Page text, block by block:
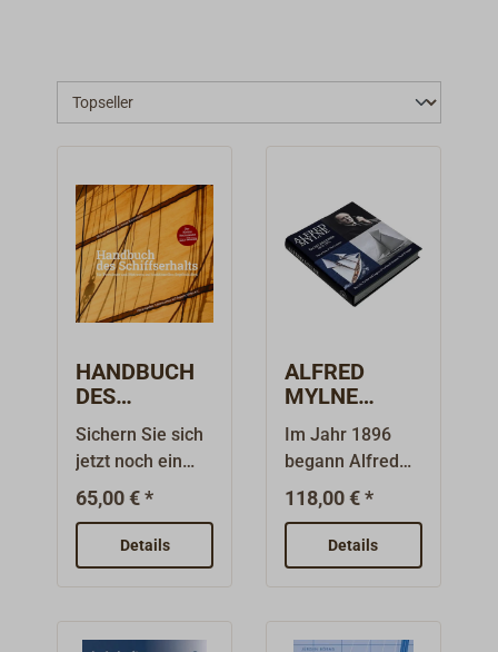
HANDBUCH
DES
SCHIFFSERH
ALTS / M.
Marquardt,
H.
Neumeister
Sichern Sie sich
jetzt noch ein
Exemplar der
nahezu
ausverkauften
Erstauflage. Es
65,00 € *
Details
ALFRED
MYLNE
YACHTDESIG
NER / David
Gray & Neil
Lyndon
Im Jahr 1896
begann Alfred
Mylne, ein
visionärer und
ehrgeiziger 24-
Jähriger, eine
118,00 € *
Details